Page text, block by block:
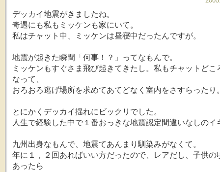
デッカイ地震がきましたね。
奇遇にも私もミッケンも家にいて。
私はチャット中、ミッケンは昼寝中だったんですが。
地震が起きた瞬間「何事！？」ってなもんで。
ミッケンもすぐさま飛び起きてきたし。私もチャットどこ
なって、
おろおろ逃げ場所を求めてあてどなく室内をさすらったり
とにかくデッカイ揺れにビックリでした。
人生で経験した中で１番おっきな地震認定間違いなしのイ
九州出身なもんで、地震てあんまり馴染みがなくて。
年に１，２回あればいい方だったので、レアだし、子供の
あったら